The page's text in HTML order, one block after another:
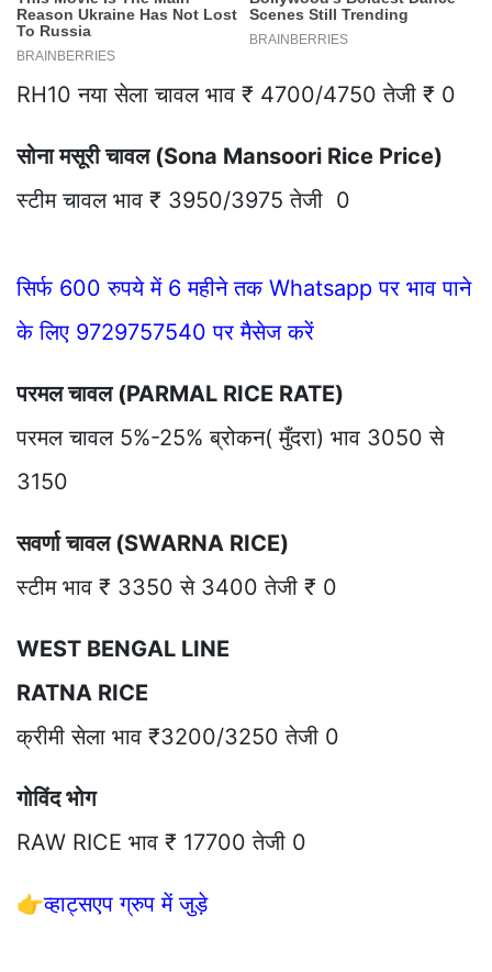
RH10 नया सेला चावल भाव ₹ 4700/4750 तेजी ₹ 0
सोना मसूरी चावल (Sona Mansoori Rice Price)
स्टीम चावल भाव ₹ 3950/3975 तेजी 0
सिर्फ 600 रुपये में 6 महीने तक Whatsapp पर भाव पाने
के लिए 9729757540 पर मैसेज करें
परमल चावल (PARMAL RICE RATE)
परमल चावल 5%-25% ब्रोकन( मुँदरा) भाव 3050 से
3150
सवर्णा चावल (SWARNA RICE)
स्टीम भाव ₹ 3350 से 3400 तेजी ₹ 0
WEST BENGAL LINE
RATNA RICE
क्रीमी सेला भाव ₹3200/3250 तेजी 0
गोविंद भोग
RAW RICE भाव ₹ 17700 तेजी 0
👉व्हाट्सएप ग्रुप में जुड़े